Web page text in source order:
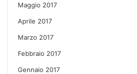
Maggio 2017
Aprile 2017
Marzo 2017
Febbraio 2017
Gennaio 2017